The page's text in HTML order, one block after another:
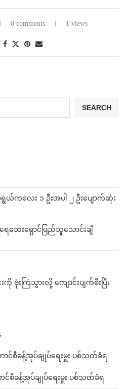
0 comments 1 views
SEARCH
ရွယ်ကလေး ၁ ဦးအပါ ၂ ဦးပျောက်ဆုံး
ဘေးရှောင်ပြည်သူသောင်းချီ
ဗုံးကြဲသွားလို့ ကျောင်းပျက်စီးပြီး
စီခန့်အုပ်ချုပ်ရေးမှူး ပစ်သတ်ခံရ
စီခန့်အုပ်ချုပ်ရေးမှူး ပစ်သတ်ခံရ